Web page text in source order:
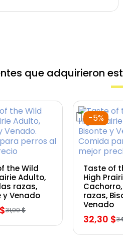
que adquirieron
rápida
the Wild
Adulto,
razas,
y Venado
31,00 $
Vista
-5%
Taste of
High
razas,
Venado
32,30 $